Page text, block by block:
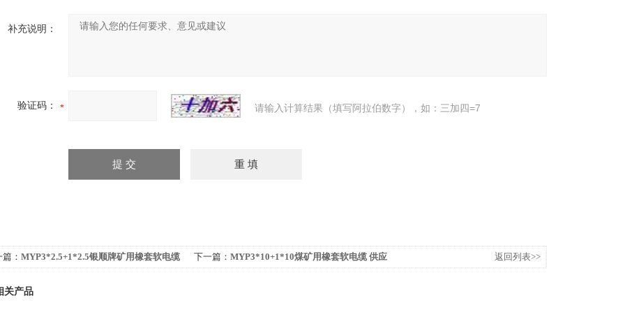
补充说明：
验证码： 请输入计算结果（填写阿拉伯数字），如：三加四=7
： MYP3*2.5+1*2.5银顺牌矿用橡套软电缆 下一篇： MYP3*10+1*10煤矿用橡套软电缆 供应
返回列表>>
关产品